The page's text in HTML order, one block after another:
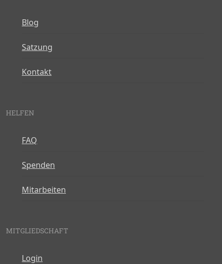
Blog
Satzung
Kontakt
HELFEN
FAQ
Spenden
Mitarbeiten
MITGLIEDSCHAFT
Login